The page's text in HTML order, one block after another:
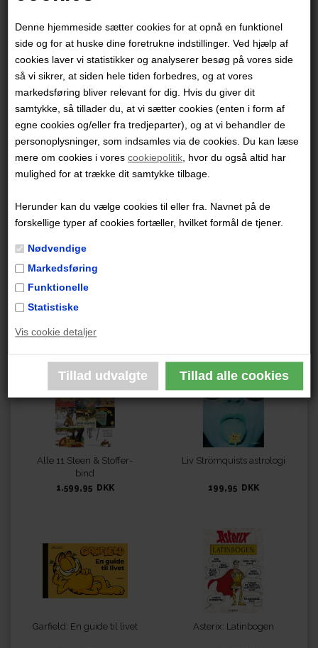
Denne hjemmeside sætter cookies for at opnå en funktionel
side og for at huske dine foretrukne indstillinger. Ved hjælp af
cookies laver vi statistikker og analyserer besøg på vores side
så vi sikrer, at siden hele tiden forbedres, og at vores
markedsføring bliver relevant for dig. Hvis du giver dit
samtykke, så tillader du, at vi sætter cookies (enten i form af
egne cookies og/eller fra tredjeparter), og at vi behandler de
personoplysninger, som indsamles via de cookies. Du kan læse
mere om cookies i vorescookiepolitik, hvor du også altid har
mulighed for at trække dit samtykke tilbage.
Herunder kan du vælge cookies til eller fra. Navnet på de
forskellige typer af cookies fortæller, hvilket formål de tjener.
Nødvendige
Markedsføring
Funktionelle
Statistiske
Vis cookie detaljer
, og i 2023 modtog
han Eisner-prisen for "Bibliotekarernes hævn" i
kategorien Årets bedste humoristiske tegneserie.
“Tom Gauld er altid sjov, men han er sjov på en måde,
hvor du føler dig klogere.” -
Neil Gaiman
Måske er du også interesseret i disse
udgivelser
Spændingens tiger
Alle 11 Steen & Stoffer-
bind
1.599,95 DKK
Liv Strömquists astrologi
199,95 DKK
Garfield: En guide til livet Asterix: Latinbogen